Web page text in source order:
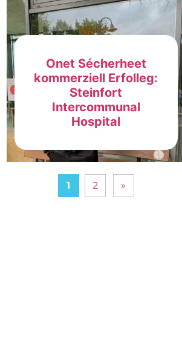
Onet Sécherheet
kommerziell Erfolleg:
Steinfort
Intercommunal
Hospital
1 2 »